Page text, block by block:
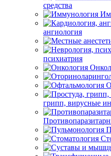
средства
ангиология
психиатрия
грипп, вирусные